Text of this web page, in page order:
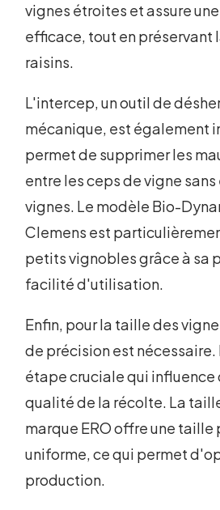
vignes étroites et assure
efficace, tout en préservant
raisins.
L'intercep, un outil de
mécanique, est également
permet de supprimer les
entre les ceps de vigne
vignes. Le modèle Bio-
Clemens est
petits vignobles grâce à sa
facilité d'utilisation.
Enfin, pour la taille des
de précision est nécessaire.
étape cruciale qui
qualité de la récolte. La
marque ERO offre une taille
uniforme, ce qui permet
production.